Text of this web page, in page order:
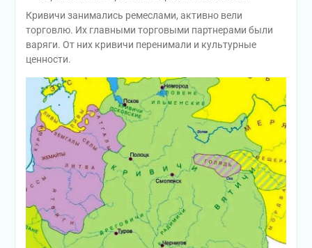
Кривичи занимались ремеслами, активно вели
торговлю. Их главными торговыми партнерами были
варяги. От них кривичи перенимали и культурные
ценности.